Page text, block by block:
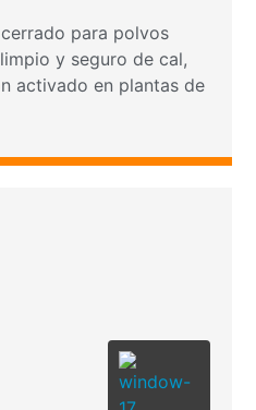
para polvos
y seguro de cal,
activado en plantas de